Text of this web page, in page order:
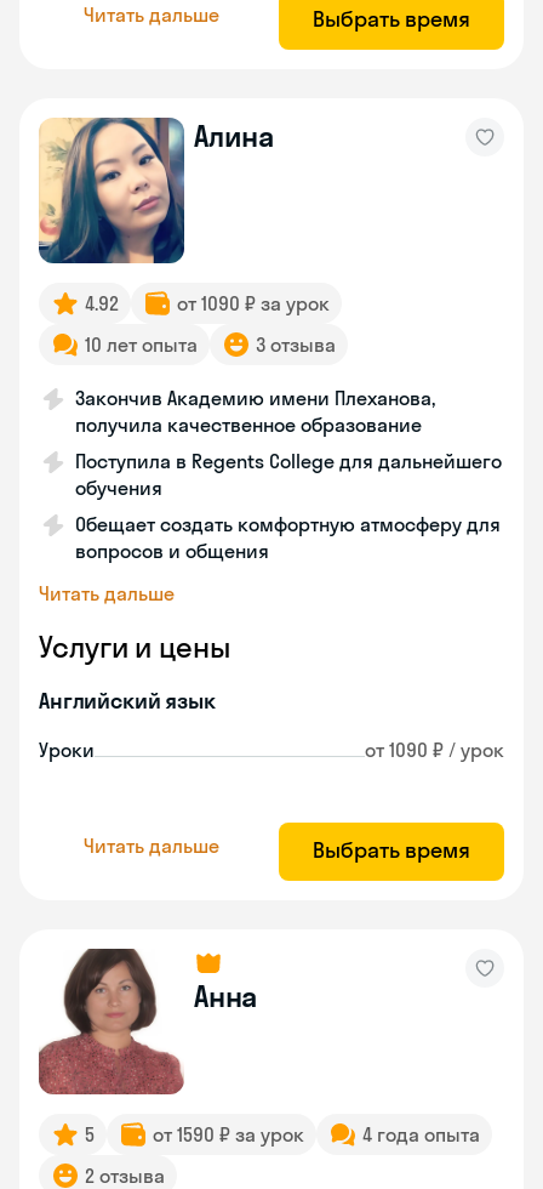
Читать дальше Выбрать время
Алина
4.92
от 1090 ₽ за урок
10 лет опыта
3 отзыва
Закончив Академию имени Плеханова,
получила качественное образование
Поступила в Regents College для дальнейшего
обучения
Обещает создать комфортную атмосферу для
вопросов и общения
Читать дальше
Услуги и цены
Английский язык
Уроки от 1090 ₽ / урок
Читать дальше Выбрать время
Анна
5 от 1590 ₽ за урок
4 года опыта
2 отзыва